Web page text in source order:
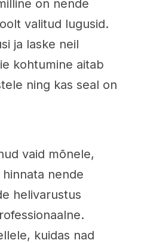
on nende
valitud lugusid.
ja laske neil
kohtumine aitab
ning kas seal on
vaid mõnele,
nende
helivarustus
kuidas nad